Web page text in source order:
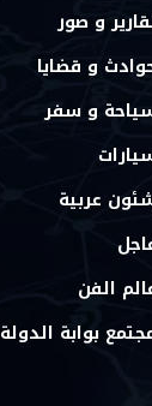
و صور
و قضايا
و سفر
عربية
الفن
بوابة الدولة